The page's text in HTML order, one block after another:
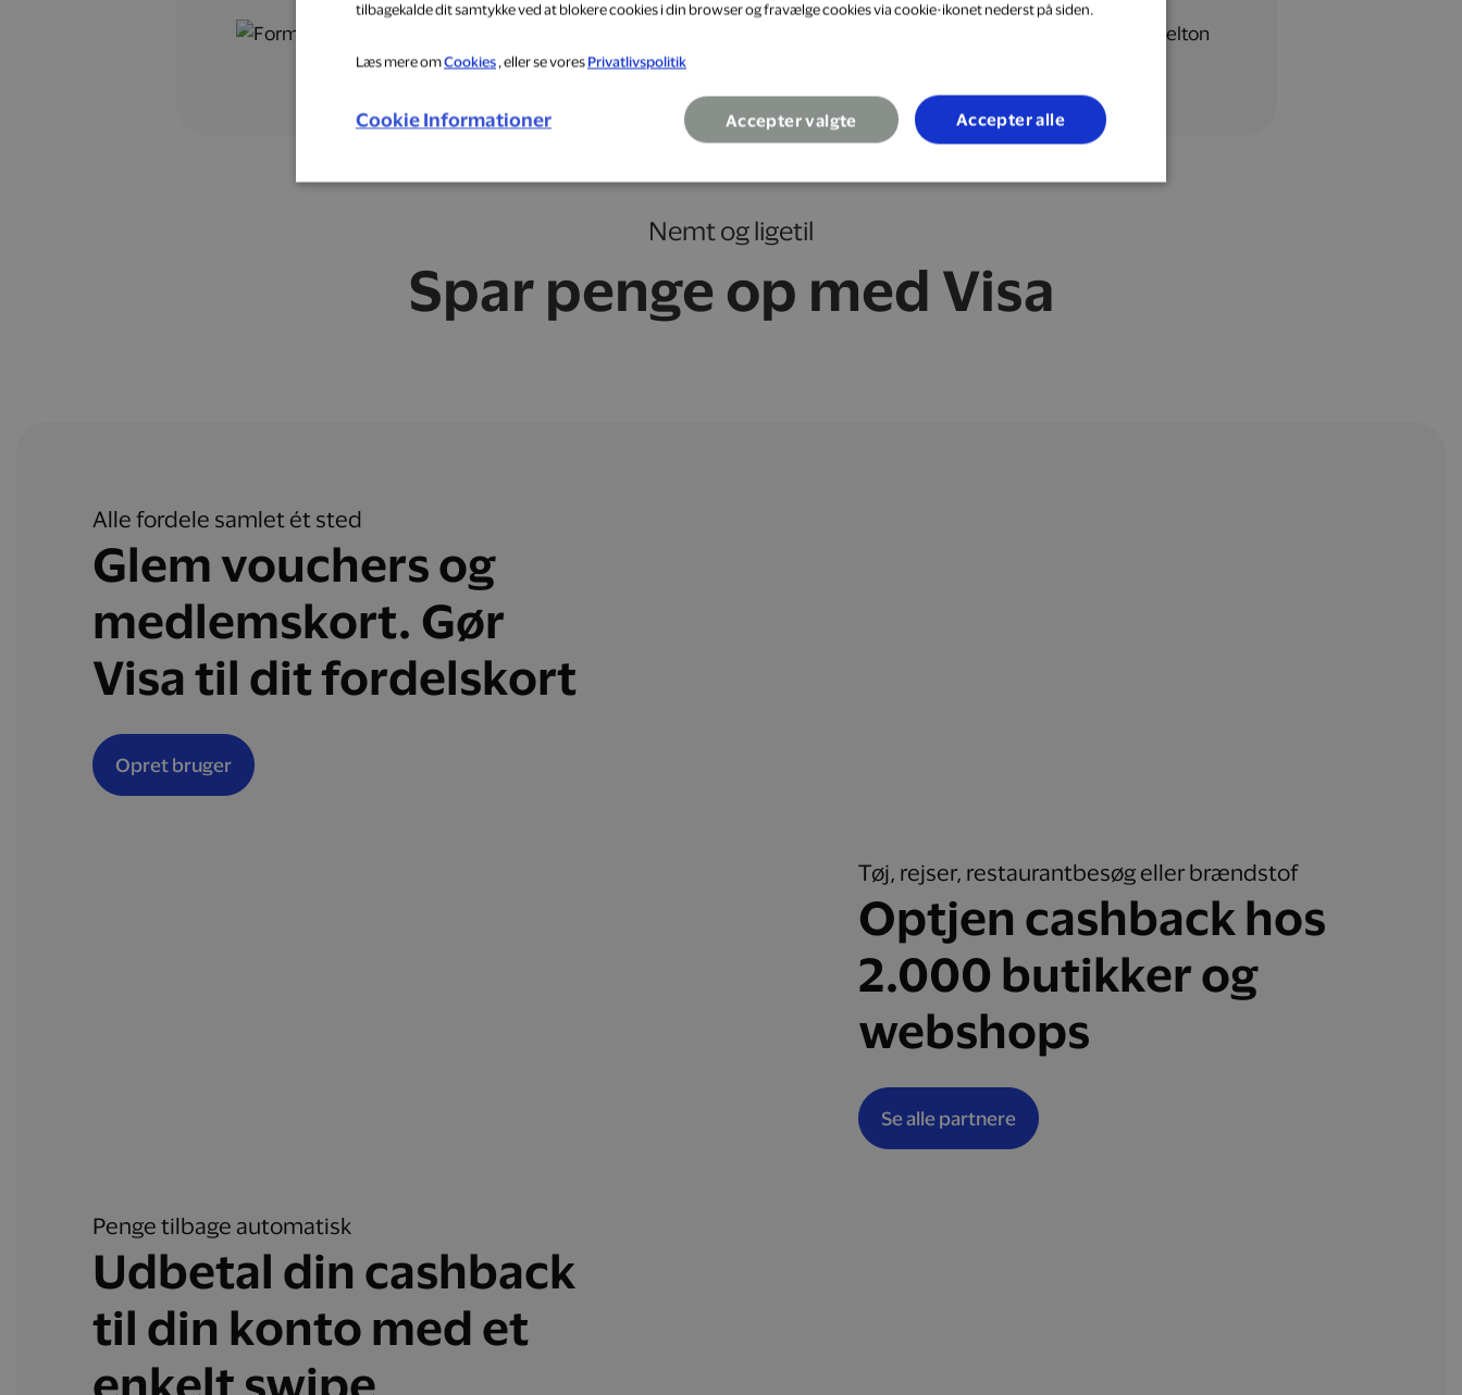
Nemt og ligetil
Spar penge op med Visa
Alle fordele samlet ét sted
Glem vouchers og
medlemskort. Gør
Visa til dit fordelskort
Opret bruger
Tøj, rejser, restaurantbesøg eller brændstof
Optjen cashback hos
2.000 butikker og
webshops
Se alle partnere
Penge tilbage automatisk
Udbetal din cashback
til din konto med et
enkelt swipe
tilbagekalde dit samtykke ved at blokere cookies i din browser og fravælge cookies via cookie-ikonet nederst på siden.
Læs mere omCookies , eller se vores Privatlivspolitik
Accepter alle
Accepter valgte
Cookie Informationer